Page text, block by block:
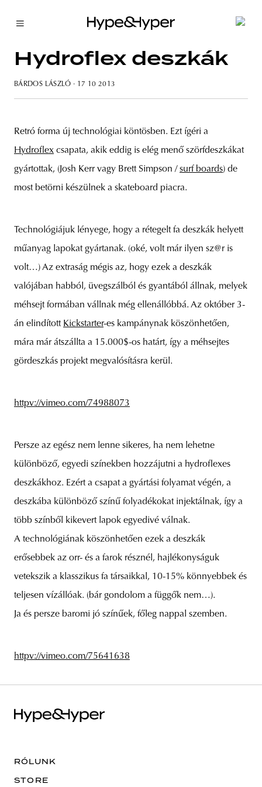
budapest poland branding
Hydroflex deszkák
BÁRDOS LÁSZLÓ · 17 10 2013
Retró forma új technológiai köntösben. Ezt ígéri a
Hydroflex csapata, akik eddig is elég menő szörfdeszkákat
gyártottak, (Josh Kerr vagy Brett Simpson /surf boards) de
most betörni készülnek a skateboard piacra.
Technológiájuk lényege, hogy a rétegelt fa deszkák helyett
műanyag lapokat gyártanak. (oké, volt már ilyen sz@r is
volt…) Az extraság mégis az, hogy ezek a deszkák
valójában habból, üvegszálból és gyantából állnak, melyek
méhsejt formában vállnak még ellenállóbbá. Az október 3-
án elindított Kickstarter-es kampánynak köszönhetően,
mára már átszállta a 15.000$-os határt, így a méhsejtes
gördeszkás projekt megvalósításra kerül.
httpv://vimeo.com/74988073
Persze az egész nem lenne sikeres, ha nem lehetne
különböző, egyedi színekben hozzájutni a hydroflexes
deszkákhoz. Ezért a csapat a gyártási folyamat végén, a
deszkába különböző színű folyadékokat injektálnak, így a
több színből kikevert lapok egyedivé válnak.
A technológiának köszönhetően ezek a deszkák
erősebbek az orr- és a farok résznél, hajlékonyságuk
vetekszik a klasszikus fa társaikkal, 10-15% könnyebbek és
teljesen vízállóak. (bár gondolom a függők nem…).
Ja és persze baromi jó színűek, főleg nappal szemben.
httpv://vimeo.com/75641638
RÓLUNK
STORE